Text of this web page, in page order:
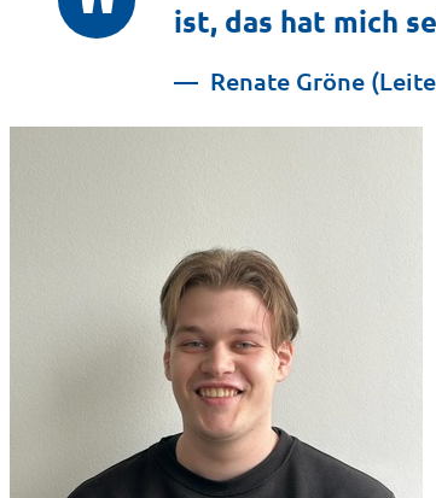
ist, das hat mich
Renate Gröne